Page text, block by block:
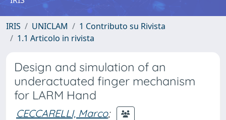
IRIS UNICLAM
1 Contributo su Rivista
1.1 Articolo in rivista
Design and simulation of an
underactuated finger mechanism
for LARM Hand
CECCARELLI, Marco;